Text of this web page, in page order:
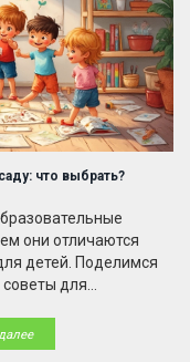
что выбрать?
они отличаются
детей. Поделимся
для
Осветим,
всего. Приведем